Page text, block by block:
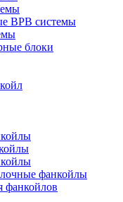
ВРВ системы
блоки
фанкойлы
фанкойлов